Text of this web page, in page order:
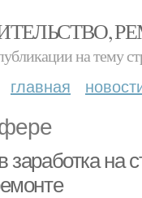
на тему
главная
заработка на